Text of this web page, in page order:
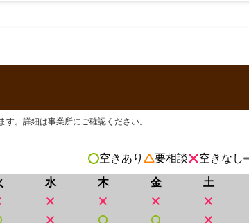
。詳細は事業所にご確認ください。
空きあり 要相談 空きなし
水 木 金 土